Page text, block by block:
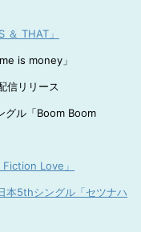
＆ THAT」
is money」
信リリース
グル「Boom Boom
Love」
本5thシングル「セツナハ